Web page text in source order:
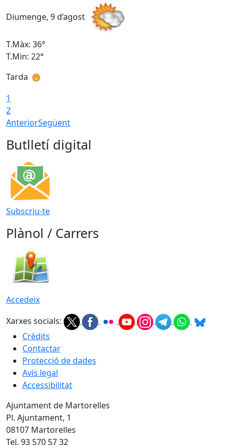
Diumenge, 9 d’agost
T.Màx: 36°
T.Min: 22°
Tarda
1
2
AnteriorSegüent
Butlletí digital
Subscriu-te
Plànol / Carrers
Accedeix
Xarxes socials:
Crèdits
Contactar
Protecció de dades
Avís legal
Accessibilitat
Ajuntament de Martorelles
Pl. Ajuntament, 1
08107 Martorelles
Tel. 93 570 57 32